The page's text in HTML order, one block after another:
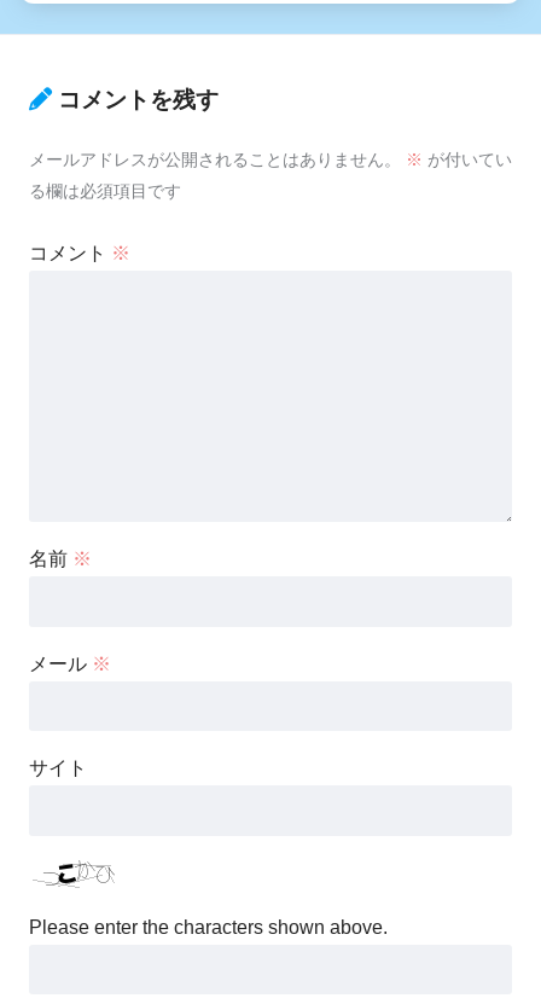
コメントを残す
メールアドレスが公開されることはありません。 ※ が付いてい
る欄は必須項目です
コメント ※
名前 ※
メール ※
サイト
Please enter the characters shown above.